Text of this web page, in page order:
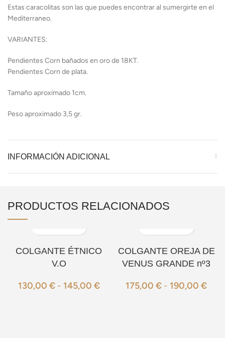
Estas caracolitas son las que puedes encontrar al sumergirte en el
Mediterraneo.
VARIANTES:
Pendientes Corn bañados en oro de 18KT.
Pendientes Corn de plata.
Tamaño aproximado 1cm.
Peso aproximado 3,5 gr.
INFORMACIÓN ADICIONAL
PRODUCTOS RELACIONADOS
COLGANTE ÉTNICO
V.O
130,00 € - 145,00 €
COLGANTE OREJA DE
VENUS GRANDE nº3
175,00 € - 190,00 €